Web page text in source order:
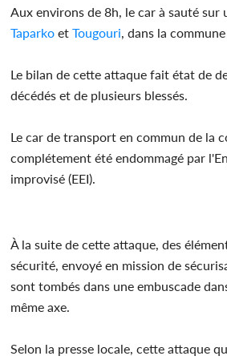
Aux environs de 8h, le car à sauté sur
Taparko etTougouri, dans la
Le bilan de cette attaque fait état de
décédés et de plusieurs blessés.
Le car de transport en commun de la
complétement été endommagé par
improvisé (EEI).
À la suite de cette attaque, des
sécurité, envoyé en mission de
sont tombés dans une embuscade
même axe.
Selon la presse locale, cette attaque